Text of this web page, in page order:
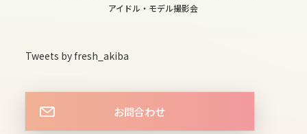
fri
13
sat
アイドル・モデル撮影会
Tweets by fresh_akiba
お問合わせ